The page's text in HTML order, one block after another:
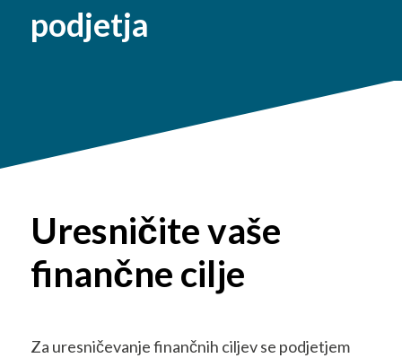
podjetja
Uresničite vaše
finančne cilje
Za uresničevanje finančnih ciljev se podjetjem